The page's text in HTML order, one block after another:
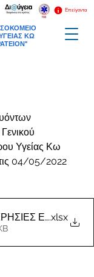
ΚΩ
Επείγοντα
Υγείας Κω
04/05/2022
ΕΦΗΜΕΡΙΕΣ
.xlsx